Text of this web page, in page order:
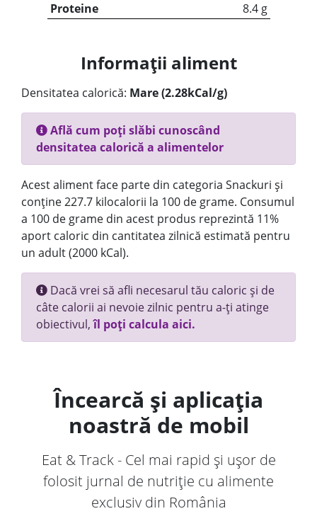
Proteine
8.4 g
Informații aliment
Densitatea calorică: Mare (2.28kCal/g)
Află cum poți slăbi cunoscând
densitatea calorică a alimentelor
Acest aliment face parte din categoria Snackuri și
conține 227.7 kilocalorii la 100 de grame. Consumul
a 100 de grame din acest produs reprezintă 11%
aport caloric din cantitatea zilnică estimată pentru
un adult (2000 kCal).
Dacă vrei să afli necesarul tău caloric și de
câte calorii ai nevoie zilnic pentru a-ți atinge
obiectivul,îl poți calcula aici.
Încearcă și aplicația
noastră de mobil
Eat & Track - Cel mai rapid și ușor de
folosit jurnal de nutriție cu alimente
exclusiv din România